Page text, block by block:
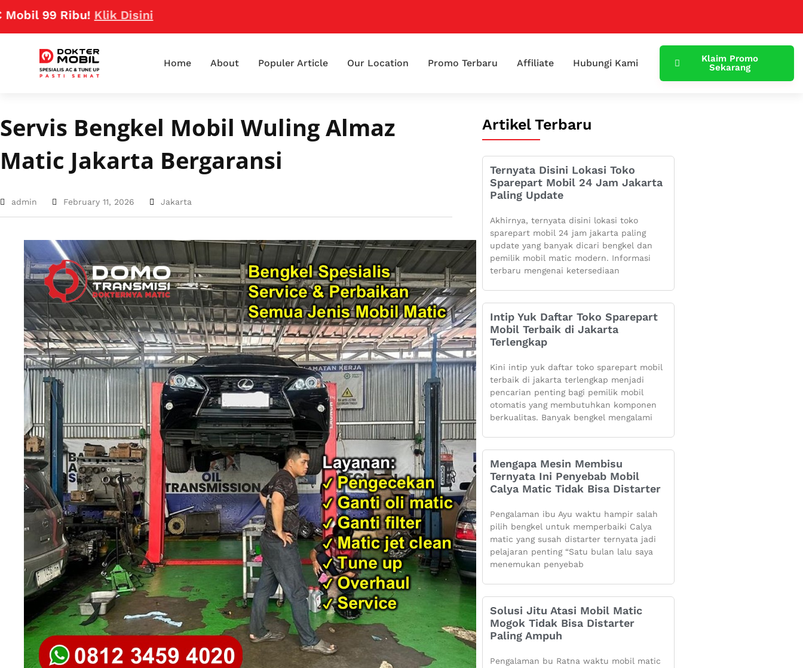
Ribu!Klik Disini
Home About Populer Article Our Location Promo Terbaru Affiliate Hubungi Kami
Klaim Promo
Sekarang
Servis Bengkel Mobil Wuling Almaz
Matic Jakarta Bergaransi
admin February 11, 2026 Jakarta
Artikel Terbaru
Ternyata Disini Lokasi Toko
Sparepart Mobil 24 Jam Jakarta
Paling Update
Akhirnya, ternyata disini lokasi toko
sparepart mobil 24 jam jakarta paling
update yang banyak dicari bengkel dan
pemilik mobil matic modern. Informasi
terbaru mengenai ketersediaan
Intip Yuk Daftar Toko Sparepart
Mobil Terbaik di Jakarta
Terlengkap
Kini intip yuk daftar toko sparepart mobil
terbaik di jakarta terlengkap menjadi
pencarian penting bagi pemilik mobil
otomatis yang membutuhkan komponen
berkualitas. Banyak bengkel mengalami
Mengapa Mesin Membisu
Ternyata Ini Penyebab Mobil
Calya Matic Tidak Bisa Distarter
Pengalaman ibu Ayu waktu hampir salah
pilih bengkel untuk memperbaiki Calya
matic yang susah distarter ternyata jadi
pelajaran penting “Satu bulan lalu saya
menemukan penyebab
Solusi Jitu Atasi Mobil Matic
Mogok Tidak Bisa Distarter
Paling Ampuh
Pengalaman bu Ratna waktu mobil matic